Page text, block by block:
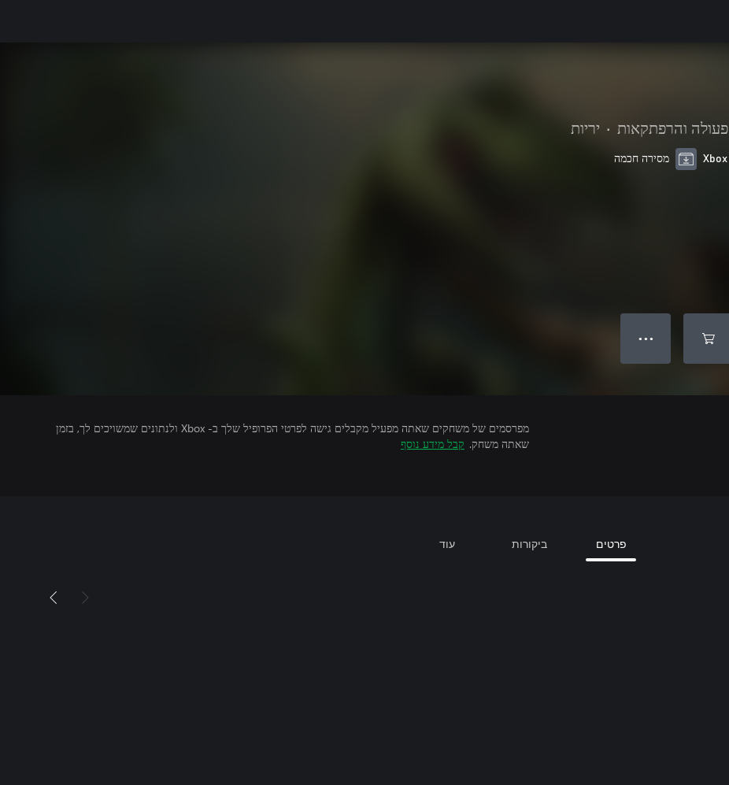
פעולה והרפתקאות • יריות
מסירה חכמה
● ● ●
מפרסמים של משחקים שאתה מפעיל מקבלים גישה לפרטי הפרופיל שלך ב- Xbox ולנתונים שמשויכים לך, בזמן
שאתה משחק. קבל מידע נוסף
פרטים ביקורות עוד